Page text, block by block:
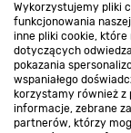
Wykorzystujemy pliki
funkcjonowania
inne pliki cookie,
dotyczących
pokazania
wspaniałego
korzystamy również z
informacje, zebrane
partnerów, którzy
Kontakt do
Strefa